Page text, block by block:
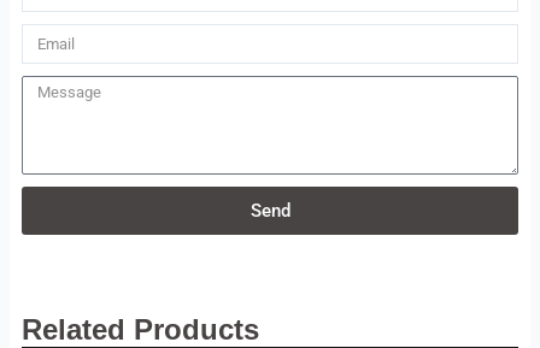
Email
Message
Send
Related Products